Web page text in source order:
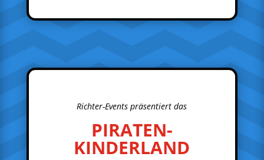
Richter-Events präsentiert das
PIRATEN-
KINDERLAND